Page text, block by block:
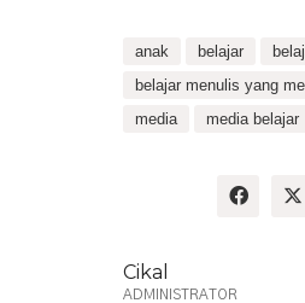
anak belajar
belajar menulis yang
media
media belajar
Cikal
ADMINISTRATOR